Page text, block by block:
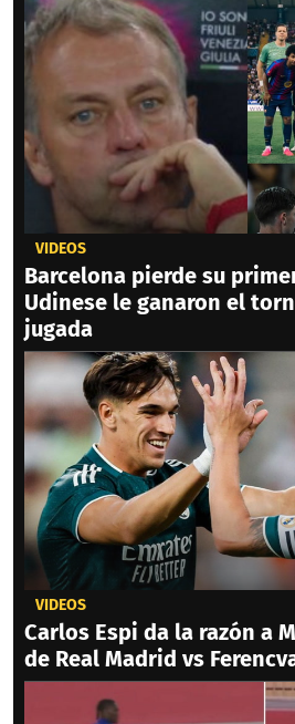
VIDEOS
Barcelona pierde su
Udinese le ganaron el
jugada
VIDEOS
Carlos Espi da la razón a
de Real Madrid vs